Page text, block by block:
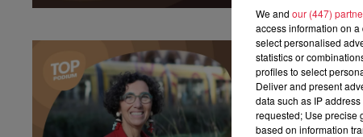
Podium #81
Podium #81 - Le
We and our (447)
access information on
select personalised
statistics or
profiles to select
Deliver and present
data such as IP
requested; Use precise
based on information